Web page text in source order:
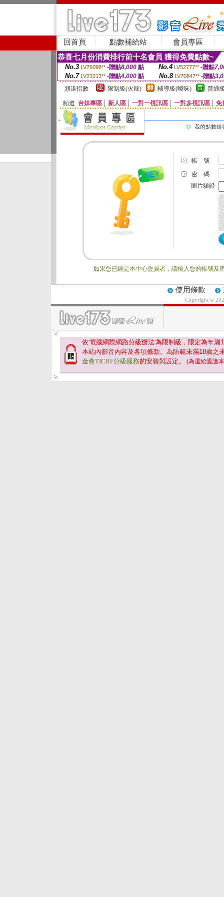
回首頁 點數補給站 會員專區
恭喜七月份消費排行前十名會員 獲得免費點數~
No.3 LV76098** -贈點8,000點 No.4 LV52777** -贈點
No.7 LV23213** -贈點4,000 點 No.8 LV70847** -贈點
頻道指數
限制級(火辣) 輔導級(曖昧) 普通
頻道 台妹專區 新人區 一對一視訊區 一對多視訊區 免
我的點數銀
帳 號
密 碼
圖片驗證
如果您已經是本中心會員者，請輸入您的帳號及
使用條款
Copyright ©
依'電腦網際網路分級辦法'為限制級，限定為年滿
本站內影音內容及各項條款。為防範未滿18歲之
金會TICRF分級服務的安裝與設定。 (為還給愛護